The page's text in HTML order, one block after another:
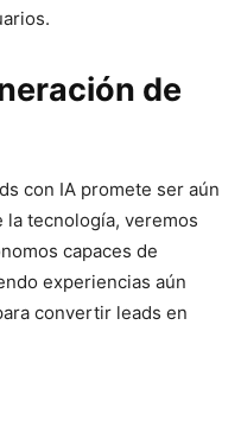
de
con IA promete ser aún
la tecnología, veremos
capaces de
experiencias aún
convertir leads en